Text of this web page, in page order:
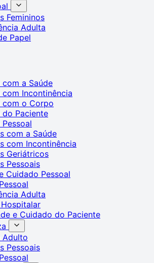
Femininos
Adulta
Papel
a Saúde
com Incontinência
com o Corpo
do Paciente
com a Saúde
com Incontinência
Geriátricos
Pessoais
Cuidado Pessoal
Adulta
e Cuidado do Paciente
Adulto
Pessoais